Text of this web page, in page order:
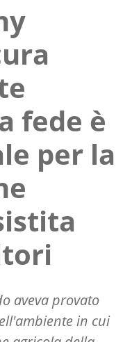
fede è
per la
aveva provato
in cui